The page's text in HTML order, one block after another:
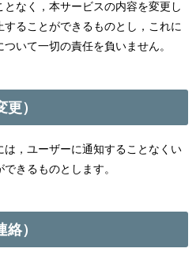
なく，本サービスの内容を変更し
することができるものとし，これに
いて一切の責任を負いません。
）
，ユーザーに通知することなくい
きるものとします。
）